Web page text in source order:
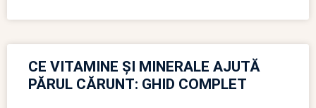
CE VITAMINE ȘI MINERALE AJUTĂ
PĂRUL CĂRUNT: GHID COMPLET